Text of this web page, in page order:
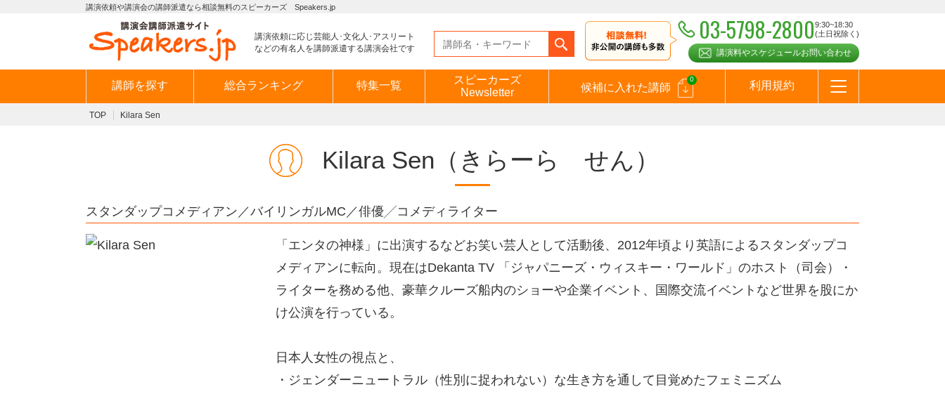
講演依頼や講演会の講師派遣なら相談無料のスピーカーズ Speakers.jp
講演依頼に応じ芸能人･文化人･アスリート
などの有名人を講師派遣する講演会社です
03-5798-28009:30~18:30
(土日祝除く)
講演料やスケジュールお問い合わせ
講師を探す 総合ランキング 特集一覧
スピーカーズ
Newsletter
候補に入れた講師
0
利用規約
TOP Kilara Sen
Kilara Sen （きらーら せん）
スタンダップコメディアン／バイリンガルMC／俳優╱コメディライター
「エンタの神様」に出演するなどお笑い芸人として活動後、2012年頃より英語によるスタンダップコ
メディアンに転向。現在はDekanta TV 「ジャパニーズ・ウィスキー・ワールド」のホスト（司会）・
ライターを務める他、豪華クルーズ船内のショーや企業イベント、国際交流イベントなど世界を股にか
け公演を行っている。
日本人女性の視点と、
・ジェンダーニュートラル（性別に捉われない）な生き方を通して目覚めたフェミニズム